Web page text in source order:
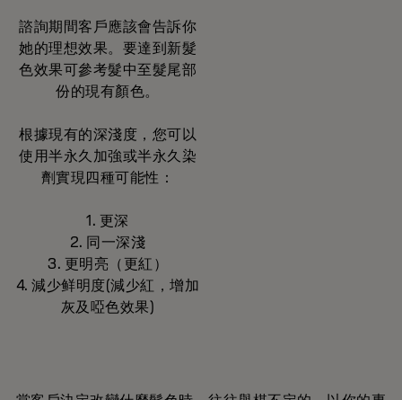
諮詢期間客戶應該會告訴你
她的理想效果。要達到新髮
色效果可參考髮中至髮尾部
份的現有顏色。
根據現有的深淺度，您可以
使用半永久加強或半永久染
劑實現四種可能性：
1. 更深
2. 同一深淺
3. 更明亮（更紅）
4. 減少鲜明度(減少紅，增加
灰及啞色效果)